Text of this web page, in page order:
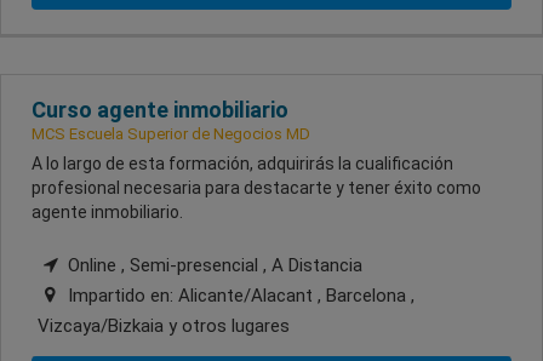
Curso agente inmobiliario
MCS Escuela Superior de Negocios MD
A lo largo de esta formación, adquirirás la cualificación
profesional necesaria para destacarte y tener éxito como
agente inmobiliario.
Online , Semi-presencial , A Distancia
Impartido en: Alicante/Alacant , Barcelona ,
Vizcaya/Bizkaia y otros lugares